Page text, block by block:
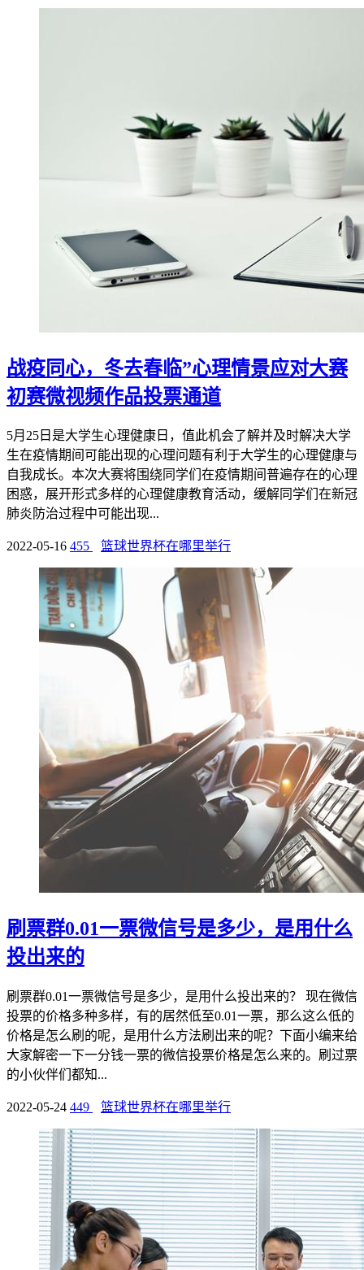
战疫同心，冬去春临”心理情景应对大赛
初赛微视频作品投票通道
5月25日是大学生心理健康日，值此机会了解并及时解决大学
生在疫情期间可能出现的心理问题有利于大学生的心理健康与
自我成长。本次大赛将围绕同学们在疫情期间普遍存在的心理
困惑，展开形式多样的心理健康教育活动，缓解同学们在新冠
肺炎防治过程中可能出现...
2022-05-16 455 篮球世界杯在哪里举行
刷票群0.01一票微信号是多少，是用什么
投出来的
刷票群0.01一票微信号是多少，是用什么投出来的？ 现在微信
投票的价格多种多样，有的居然低至0.01一票，那么这么低的
价格是怎么刷的呢，是用什么方法刷出来的呢？下面小编来给
大家解密一下一分钱一票的微信投票价格是怎么来的。刷过票
的小伙伴们都知...
2022-05-24 449 篮球世界杯在哪里举行